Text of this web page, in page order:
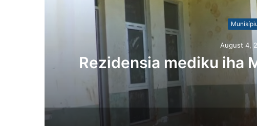
August 4,
Rezidensia mediku iha